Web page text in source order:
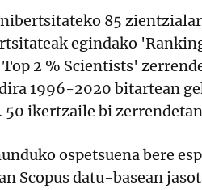
85
egindako
2 % Scientists'
1996-2020 bitartean
ikertzaile bi
ospetsuena bere
Scopus datu-basean